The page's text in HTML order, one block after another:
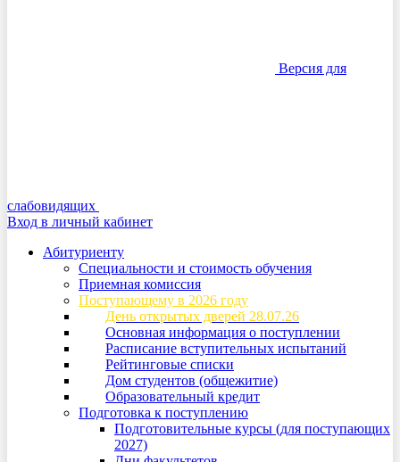
Версия для
слабовидящих
Вход в личный кабинет
Абитуриенту
Специальности и стоимость обучения
Приемная комиссия
Поступающему в 2026 году
День открытых дверей 28.07.26
Основная информация о поступлении
Расписание вступительных испытаний
Рейтинговые списки
Дом студентов (общежитие)
Образовательный кредит
Подготовка к поступлению
Подготовительные курсы (для поступающих
2027)